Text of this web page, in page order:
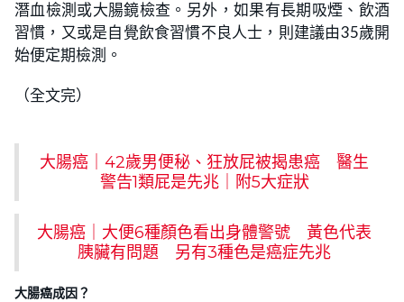
潛血檢測或大腸鏡檢查。另外，如果有長期吸煙、飲酒
習慣，又或是自覺飲食習慣不良人士，則建議由35歲開
始便定期檢測。
（全文完）
大腸癌｜42歲男便秘、狂放屁被揭患癌 醫生
警告1類屁是先兆｜附5大症狀
大腸癌｜大便6種顏色看出身體警號 黃色代表
胰臟有問題 另有3種色是癌症先兆
大腸癌成因？